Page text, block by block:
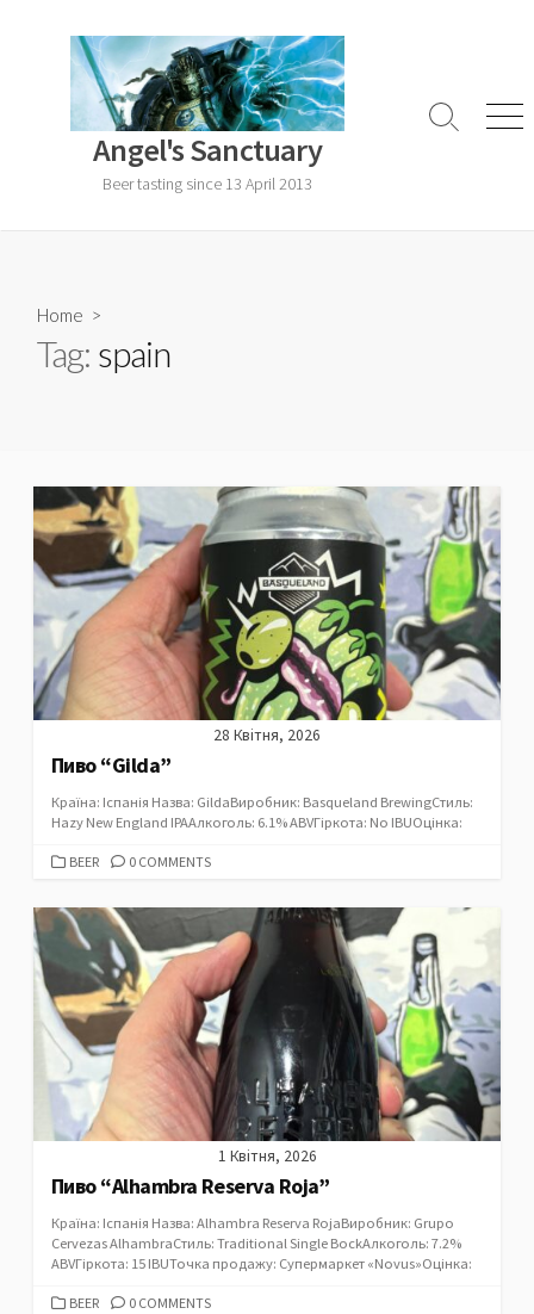
Angel's Sanctuary
Beer tasting since 13 April 2013
Search
Home >
Tag: spain
28 Квітня, 2026
Пиво “Gilda”
Країна: Іспанія Назва: GildaВиробник: Basqueland BrewingСтиль:
Hazy New England IPAАлкоголь: 6.1% ABVГіркота: No IBUОцінка:
CATEGORIES
BEER 0 COMMENTS
1 Квітня, 2026
Пиво “Alhambra Reserva Roja”
Країна: Іспанія Назва: Alhambra Reserva RojaВиробник: Grupo
Cervezas AlhambraСтиль: Traditional Single BockАлкоголь: 7.2%
ABVГіркота: 15 IBUТочка продажу: Супермаркет «Novus»Оцінка:
CATEGORIES
BEER 0 COMMENTS